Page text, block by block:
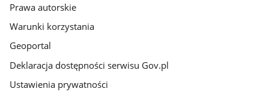
Prawa autorskie
Warunki korzystania
Geoportal
Deklaracja dostępności serwisu Gov.pl
Ustawienia prywatności